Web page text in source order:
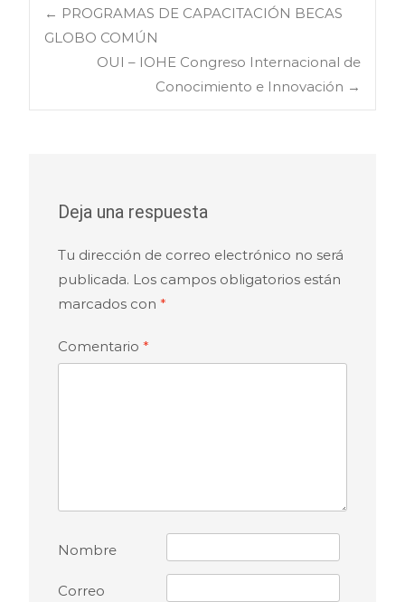
Navegación
← PROGRAMAS DE CAPACITACIÓN BECAS
GLOBO COMÚN
OUI – IOHE Congreso Internacional de
Conocimiento e Innovación →
Deja una respuesta
Tu dirección de correo electrónico no será
publicada. Los campos obligatorios están
marcados con *
Comentario *
Nombre
Correo